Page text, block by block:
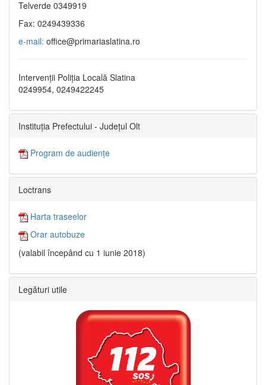
Telverde 0349919
Fax: 0249439336
e-mail: office@primariaslatina.ro
Intervenții Poliția Locală Slatina
0249954, 0249422245
Instituția Prefectului - Județul Olt
Program de audiențe
Loctrans
Harta traseelor
Orar autobuze
(valabil începând cu 1 iunie 2018)
Legături utile